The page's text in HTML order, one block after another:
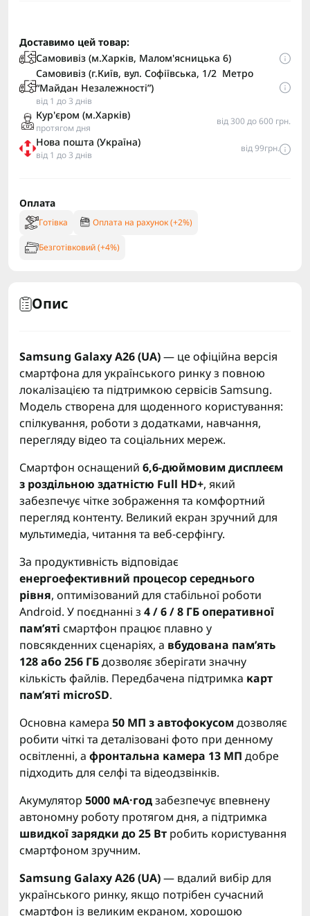
Доставимо цей товар:
Самовивіз (м.Харків, Малом'ясницька 6)
Самовивіз (г.Київ, вул. Софіївська, 1/2 Метро
“Майдан Незалежності”)
від 1 до 3 днів
Кур'єром (м.Харків)
протягом дня
від 300 до 600 грн.
Нова пошта (Україна)
від 1 до 3 днів
від 99грн.
Оплата
Готівка Оплата на рахунок (+2%)
Безготівковий (+4%)
Опис
Samsung Galaxy A26 (UA)— це офіційна версія
смартфона для українського ринку з повною
локалізацією та підтримкою сервісів Samsung.
Модель створена для щоденного користування:
спілкування, роботи з додатками, навчання,
перегляду відео та соціальних мереж.
Смартфон оснащений 6,6-дюймовим дисплеєм
з роздільною здатністю Full HD+, який
забезпечує чітке зображення та комфортний
перегляд контенту. Великий екран зручний для
мультимедіа, читання та веб-серфінгу.
За продуктивність відповідає
енергоефективний процесор середнього
рівня, оптимізований для стабільної роботи
Android. У поєднанні з 4 / 6 / 8 ГБ оперативної
пам’яті смартфон працює плавно у
повсякденних сценаріях, а вбудована пам’ять
128 або 256 ГБдозволяє зберігати значну
кількість файлів. Передбачена підтримка карт
пам’яті microSD.
Основна камера 50 МП з автофокусомдозволяє
робити чіткі та деталізовані фото при денному
освітленні, а фронтальна камера 13 МП добре
підходить для селфі та відеодзвінків.
Акумулятор 5000 мА·годзабезпечує впевнену
автономну роботу протягом дня, а підтримка
швидкої зарядки до 25 Вт робить користування
смартфоном зручним.
Samsung Galaxy A26 (UA)— вдалий вибір для
українського ринку, якщо потрібен сучасний
смартфон із великим екраном, хорошою